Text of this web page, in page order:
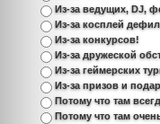
Из-за ведущих, DJ,
Из-за косплей
Из-за конкурсов!
Из-за дружеской
Из-за геймерских
Из-за призов и
Потому что там
Потому что там